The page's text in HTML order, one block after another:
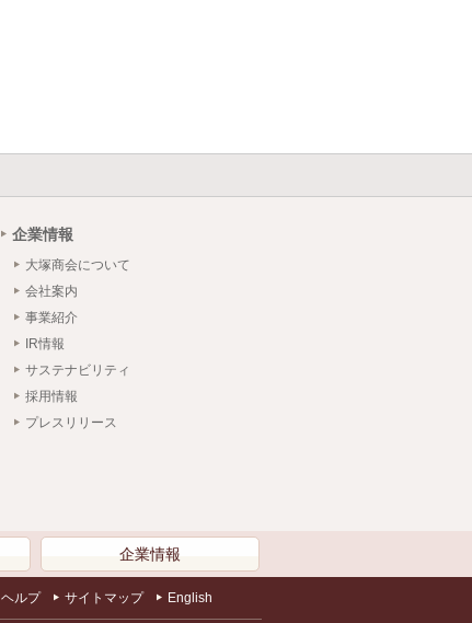
企業情報
大塚商会について
会社案内
事業紹介
IR情報
サステナビリティ
採用情報
プレスリリース
企業情報
ヘルプ サイトマップ English